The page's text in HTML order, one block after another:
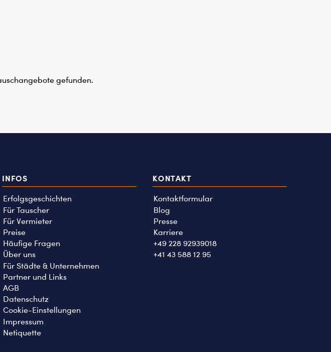
gefunden.
INFOS
Erfolgsgeschichten
Für Tauscher
Für Vermieter
Preise
Häufige Fragen
Über uns
Für Städte & Unternehmen
Partner und Links
AGB
Datenschutz
Cookie-Einstellungen
Impressum
Netiquette
KONTAKT
Kontaktformular
Blog
Presse
Karriere
+49 228 92939018
+41 43 588 12 95